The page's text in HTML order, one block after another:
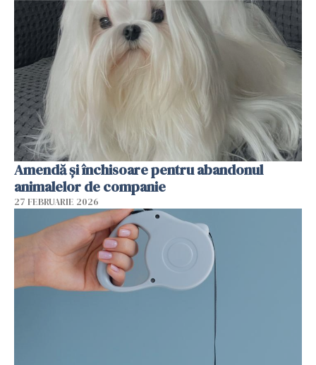
Amendă și închisoare pentru abandonul
animalelor de companie
27 FEBRUARIE 2026